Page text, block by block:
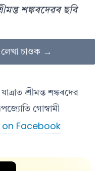
শঙ্কৰদেৱৰ ছবি
চাওক →
শ্ৰীমন্ত শঙ্কৰদেৱ
গোস্বামী
Facebook